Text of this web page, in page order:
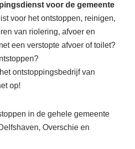
voor de gemeente
voor het ontstoppen, reinigen,
van riolering, afvoer en
een verstopte afvoer of toilet?
ontstoppingsbedrijf van
op!
in de gehele gemeente
Overschie en